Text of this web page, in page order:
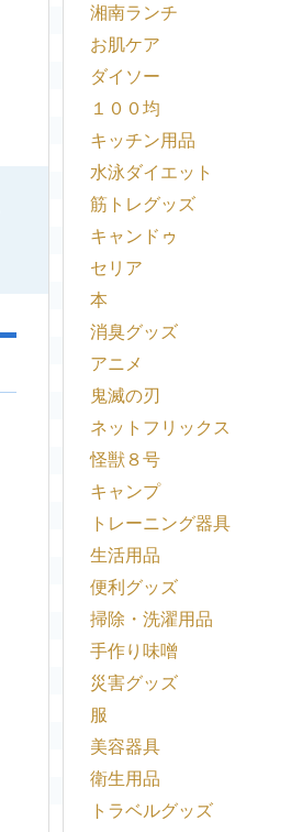
湘南ランチ
お肌ケア
ダイソー
１００均
キッチン用品
水泳ダイエット
筋トレグッズ
キャンドゥ
セリア
本
消臭グッズ
アニメ
鬼滅の刃
ネットフリックス
怪獣８号
キャンプ
トレーニング器具
生活用品
便利グッズ
掃除・洗濯用品
手作り味噌
災害グッズ
服
美容器具
衛生用品
トラベルグッズ